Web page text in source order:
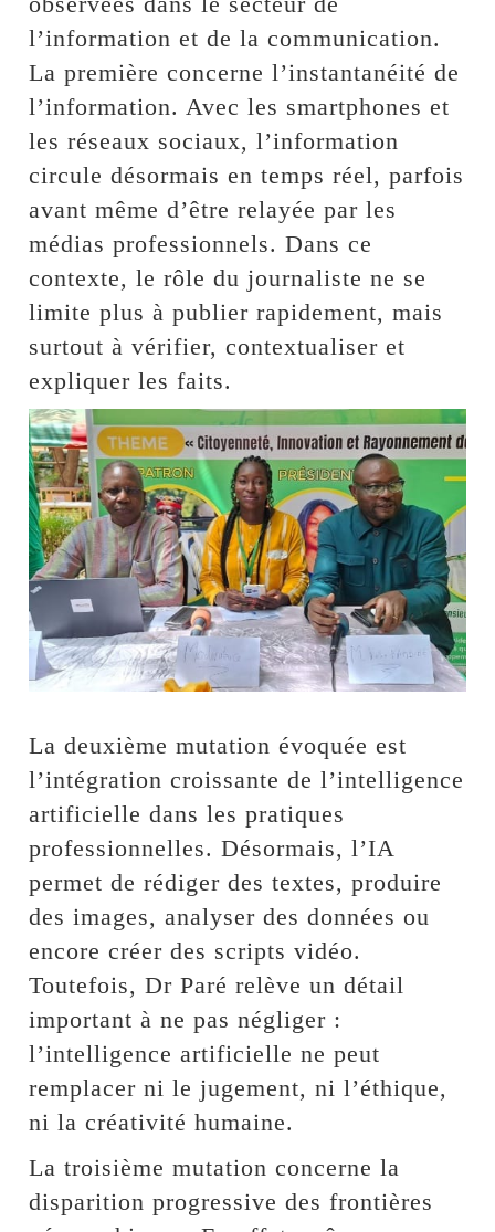
l’information et de la communication.
La première concerne l’instantanéité de
l’information. Avec les smartphones et
les réseaux sociaux, l’information
circule désormais en temps réel, parfois
avant même d’être relayée par les
médias professionnels. Dans ce
contexte, le rôle du journaliste ne se
limite plus à publier rapidement, mais
surtout à vérifier, contextualiser et
expliquer les faits.
La deuxième mutation évoquée est
l’intégration croissante de l’intelligence
artificielle dans les pratiques
professionnelles. Désormais, l’IA
permet de rédiger des textes, produire
des images, analyser des données ou
encore créer des scripts vidéo.
Toutefois, Dr Paré relève un détail
important à ne pas négliger :
l’intelligence artificielle ne peut
remplacer ni le jugement, ni l’éthique,
ni la créativité humaine.
La troisième mutation concerne la
disparition progressive des frontières